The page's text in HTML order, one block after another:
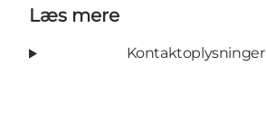
Læs mere
Kontaktoplysninger